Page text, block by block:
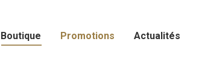
Boutique Promotions Actualités